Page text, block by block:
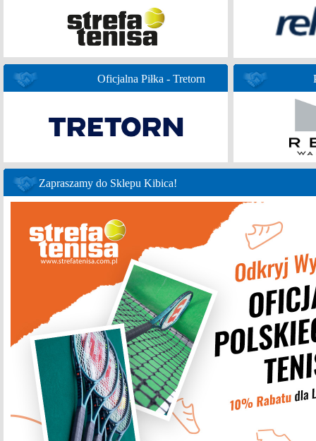
Oficjalna Piłka - Tretorn
Zapraszamy do Sklepu Kibica!